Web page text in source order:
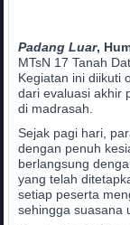
Padang Luar,
MTsN 17 Tanah
Kegiatan ini diikuti
dari evaluasi akhir
di madrasah.
Sejak pagi hari,
dengan penuh
berlangsung
yang telah
setiap peserta
sehingga suasana